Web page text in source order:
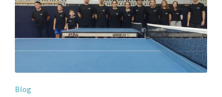
Posted
Blog